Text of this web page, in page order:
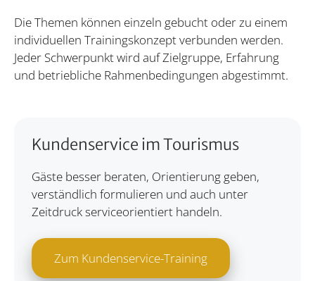
Die Themen können einzeln gebucht oder zu einem
individuellen Trainingskonzept verbunden werden.
Jeder Schwerpunkt wird auf Zielgruppe, Erfahrung
und betriebliche Rahmenbedingungen abgestimmt.
Kundenservice im Tourismus
Gäste besser beraten, Orientierung geben,
verständlich formulieren und auch unter
Zeitdruck serviceorientiert handeln.
Zum Kundenservice-Training